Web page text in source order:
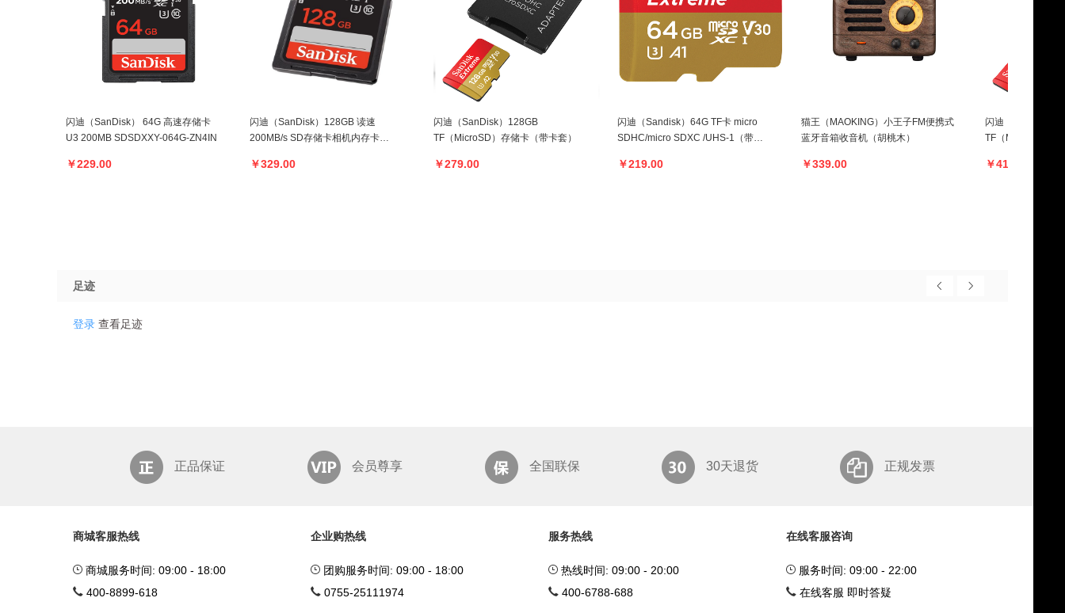
闪迪（SanDisk） 64G 高速存储卡
U3 200MB SDSDXXY-064G-ZN4IN
￥229.00
闪迪（SanDisk）128GB 读速
200MB/s SD存储卡相机内存卡
￥329.00
闪迪（SanDisk）128GB
TF（MicroSD）存储卡（带卡套）
￥279.00
闪迪（Sandisk）64G TF卡 micro
SDHC/micro SDXC /UHS-1（带卡
￥219.00
猫王（MAOKING）小王子FM便携式
蓝牙音箱收音机（胡桃木）
￥339.00
闪迪（SanDisk）
TF（MicroSD）存
￥419.00
足迹
登录 查看足迹
正品保证 会员尊享 全国联保 30天退货 正规发票
商城客服热线
商城服务时间: 09:00 - 18:00
400-8899-618
企业购热线
团购服务时间: 09:00 - 18:00
0755-25111974
服务热线
热线时间: 09:00 - 20:00
400-6788-688
在线客服咨询
服务时间: 09:00 - 22:00
在线客服 即时答疑